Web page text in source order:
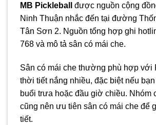
MB Pickleball
được nguồn cộng
Ninh Thuận nhắc đến tại đường
Tân Sơn 2. Nguồn tổng hợp ghi
768 và mô tả sân có mái che.
Sân có mái che thường phù hợp với
thời tiết nắng nhiều, đặc biệt nếu
buổi trưa hoặc đầu giờ chiều. Nhóm
cũng nên ưu tiên sân có mái che để
tiết.